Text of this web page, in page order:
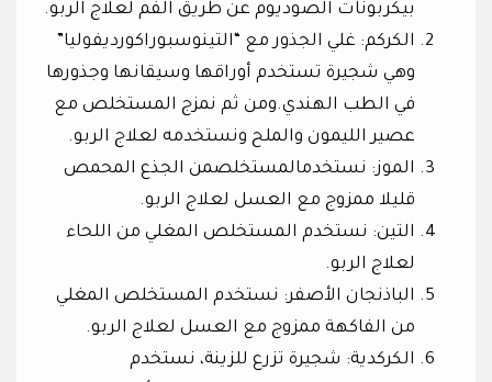
بيكربونات الصوديوم عن طريق الفم لعلاج الربو.
الكركم: غلي الجذور مع “التينوسبوراكورديفوليا”
وهي شجيرة تستخدم أوراقها وسيقانها وجذورها
في الطب الهندي.ومن ثم نمزج المستخلص مع
عصير الليمون والملح ونستخدمه لعلاج الربو.
الموز: نستخدمالمستخلصمن الجذع المحمص
قليلا ممزوج مع العسل لعلاج الربو.
التين: نستخدم المستخلص المغلي من اللحاء
لعلاج الربو.
الباذنجان الأصفر: نستخدم المستخلص المغلي
من الفاكهة ممزوج مع العسل لعلاج الربو.
الكركدية: شجيرة تزرع للزينة، نستخدم